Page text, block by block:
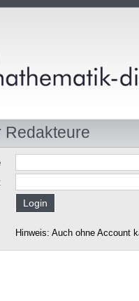
Redakteure
Hinweis: Auch ohne Account